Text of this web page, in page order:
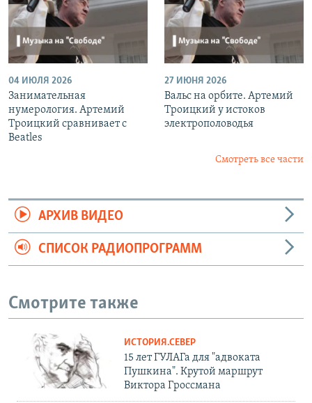
04 ИЮЛЯ 2026
Занимательная
нумерология. Артемий
Троицкий сравнивает с
Beatles
27 ИЮНЯ 2026
Вальс на орбите. Артемий
Троицкий у истоков
электрополоводья
Смотреть все части
АРХИВ ВИДЕО
СПИСОК РАДИОПРОГРАММ
Смотрите также
ИСТОРИЯ.СЕВЕР
15 лет ГУЛАГа для "адвоката
Пушкина". Крутой маршрут
Виктора Гроссмана